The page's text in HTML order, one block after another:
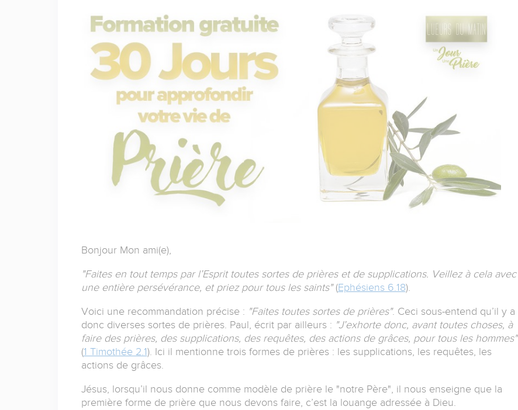
Bonjour Mon ami(e),
"Faites en tout temps par l’Esprit toutes sortes de prières et de supplications. Veillez à cela avec
une entière persévérance, et priez pour tous les saints" (Ephésiens 6.18).
Voici une recommandation précise : "Faites toutes sortes de prières". Ceci sous-entend qu’il y a
donc diverses sortes de prières. Paul, écrit par ailleurs : "J’exhorte donc, avant toutes choses, à
faire des prières, des supplications, des requêtes, des actions de grâces, pour tous les hommes"
(1 Timothée 2.1). Ici il mentionne trois formes de prières : les supplications, les requêtes, les
actions de grâces.
Jésus, lorsqu’il nous donne comme modèle de prière le "notre Père", il nous enseigne que la
première forme de prière que nous devons faire, c’est la louange adressée à Dieu.